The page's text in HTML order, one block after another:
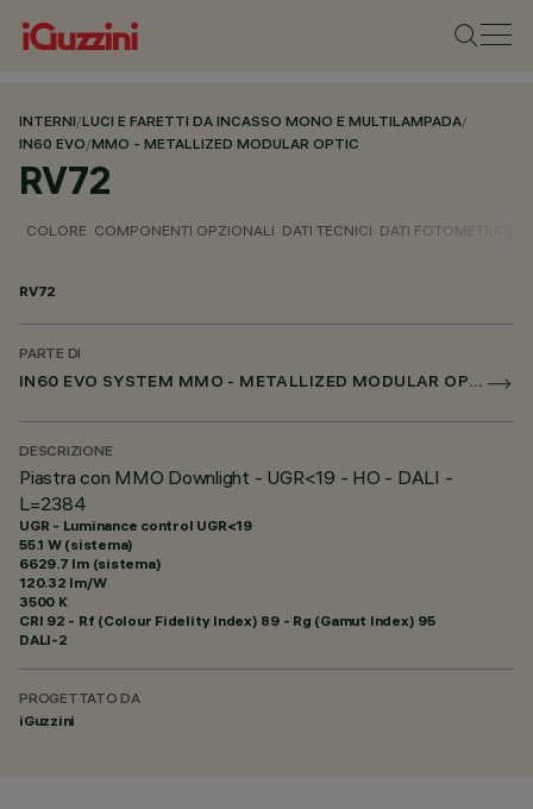
INTERNI/LUCI E FARETTI DA INCASSO MONO E MULTILAMPADA/
IN60 EVO/MMO - METALLIZED MODULAR OPTIC
RV72
COLORE COMPONENTI OPZIONALI DATI TECNICI DATI FOTOMETRICI
RV72
PARTE DI
IN60 EVO SYSTEM MMO - METALLIZED MODULAR OPTIC
DESCRIZIONE
Piastra con MMO Downlight - UGR<19 - HO - DALI -
L=2384
UGR - Luminance control UGR<19
55.1 W (sistema)
6629.7 lm (sistema)
120.32 lm/W
3500 K
CRI 92 - Rf (Colour Fidelity Index) 89 - Rg (Gamut Index) 95
DALI-2
PROGETTATO DA
iGuzzini